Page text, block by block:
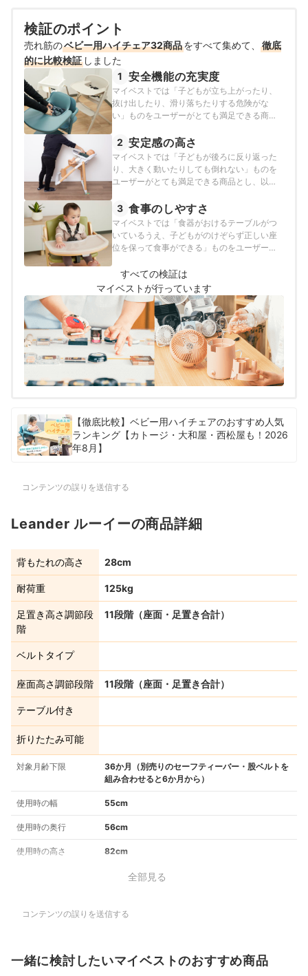
検証のポイント
売れ筋のベビー用ハイチェア32商品をすべて集めて、
徹底
的に比較検証 しました
1 安全機能の充実度
マイベストでは「子どもが立ち上がったり、
抜け出したり、滑り落ちたりする危険がな
い」ものをユーザーがとても満足できる商品
た。
2 安定感の高さ
マイベストでは「子どもが後ろに反り返った
り、大きく動いたりしても倒れない」ものを
ユーザーがとても満足できる商品とし、以下
3 食事のしやすさ
マイベストでは「食器がおけるテーブルがつ
いているうえ、子どもがのけぞらず正しい座
位を保って食事ができる」ものをユーザーが
商品の検証を行いました。
すべての検証は
マイベストが行っています
【徹底比較】ベビー用ハイチェアのおすすめ人気
ランキング【カトージ・大和屋・西松屋も！2026
年8月】
コンテンツの誤りを送信する
Leander ルーイーの商品詳細
背もたれの高さ 28cm
耐荷重 125kg
足置き高さ調節段
階
11段階（座面・足置き合計）
ベルトタイプ
座面高さ調節段階 11段階（座面・足置き合計）
テーブル付き
折りたたみ可能
対象月齢下限
36か月（別売りのセーフティーバー・股ベルトを
組み合わせると6か月から）
使用時の幅 55cm
使用時の奥行 56cm
使用時の高さ 82cm
全部見る
コンテンツの誤りを送信する
一緒に検討したいマイベストのおすすめ商品